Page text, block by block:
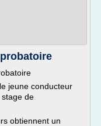
jeune conducteur
de
obtiennent un